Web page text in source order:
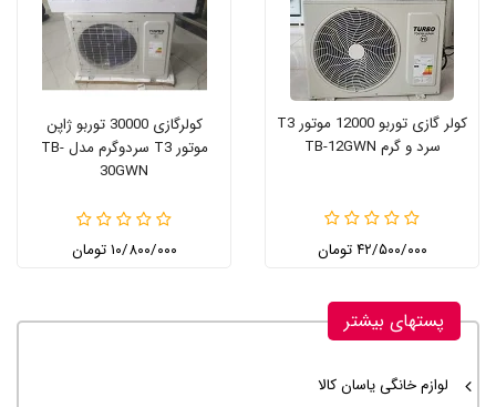
کولر گازی توربو 12000 موتور T3
سرد و گرم TB-12GWN
۴۲/۵۰۰/۰۰۰ تومان
کولرگازی 30000 توربو ژاپن
موتور T3 سردوگرم مدل TB-
30GWN
۱۰/۸۰۰/۰۰۰ تومان
پستهای بیشتر
لوازم خانگی یاسان کالا